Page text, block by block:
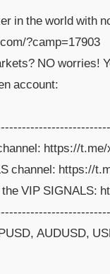
in the world with
?camp=17903
NO worries!
account:
https://
channel: https://
VIP SIGNALS:
AUDUSD,